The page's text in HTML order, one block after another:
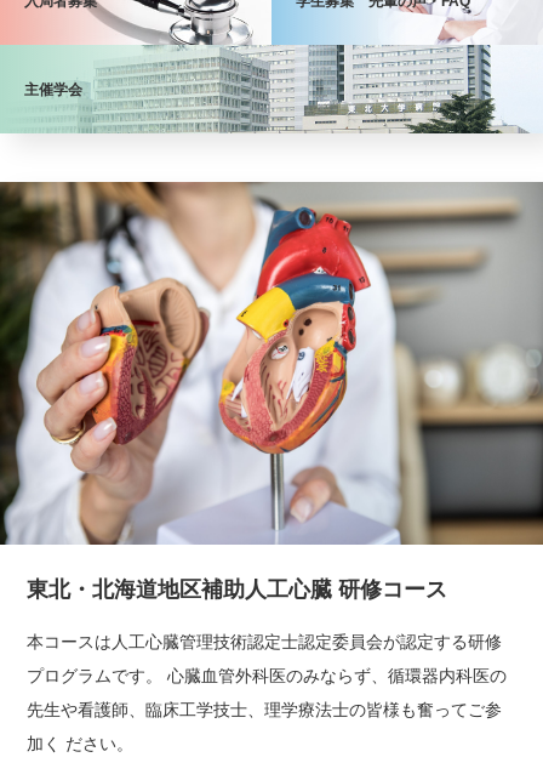
主催学会
東北・北海道地区補助人工心臓 研修コース
本コースは人工心臓管理技術認定士認定委員会が認定する研修
プログラムです。 心臓血管外科医のみならず、循環器内科医の
先生や看護師、臨床工学技士、理学療法士の皆様も奮ってご参
加く ださい。